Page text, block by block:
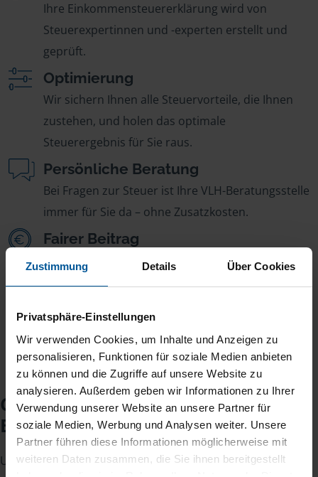
Zustimmung Details Über Cookies
Privatsphäre-Einstellungen
Wir verwenden Cookies, um Inhalte und Anzeigen zu
personalisieren, Funktionen für soziale Medien anbieten
zu können und die Zugriffe auf unsere Website zu
analysieren. Außerdem geben wir Informationen zu Ihrer
Verwendung unserer Website an unsere Partner für
soziale Medien, Werbung und Analysen weiter. Unsere
Partner führen diese Informationen möglicherweise mit
weiteren Daten zusammen, die Sie ihnen bereitgestellt
Ihre Einkommensteuererklärung wird von
Steuerexpertinnen und -experten erstellt und
geprüft.
Optimierung
Wir sichern Ihnen alle Steuervorteile, die Ihnen
zustehen, und holen das optimale
Steuerergebnis für Sie raus.
Persönliche Beratung
Bei Fragen zur Steuer ist Ihre VLH-Beratungsstelle
immer für Sie da – ohne Zusatzkosten.
Fairer Beitrag
Sie zahlen für alle unsere Leistungen nur einen
Checkliste für Ihr
Beratungsgespräch
Um Ihre Steuererklärung erstellen zu können, benötigen